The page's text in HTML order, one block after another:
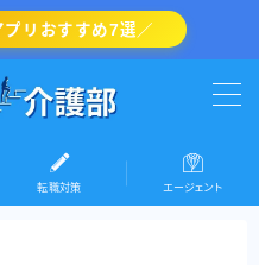
リおすすめ7選／
転職対策 エージェント